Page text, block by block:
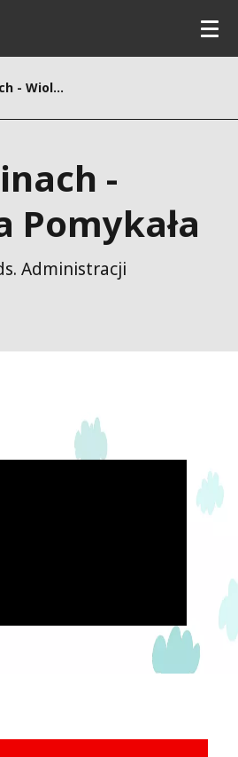
Po godzinach - Wioletta Pomykała
-
Pomykała
Administracji